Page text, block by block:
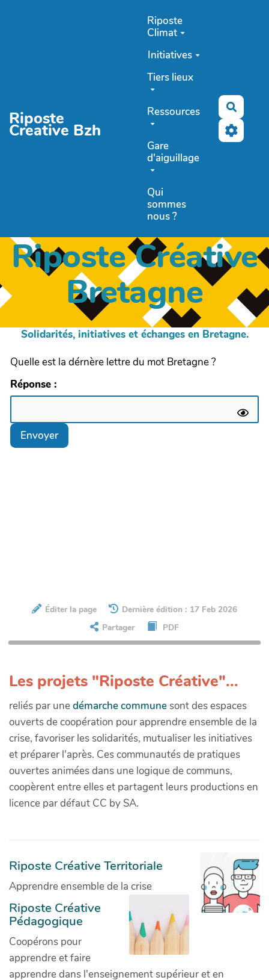
Riposte
Creative Bzh
Riposte
Climat
Initiatives
Tiers lieux
Ressources
Gare
d'aiguillage
Qui
sommes
nous ?
Riposte Créative
Bretagne
Solidarités, initiatives et échanges en Bretagne.
Quelle est la dérnère lettre du mot Bretagne ?
Réponse :
Envoyer
Éditer la page
Dernière édition : 17 Feb 2026
Partager
PDF